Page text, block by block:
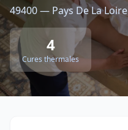
49400 — Pays De La Loire
4
Cures thermales